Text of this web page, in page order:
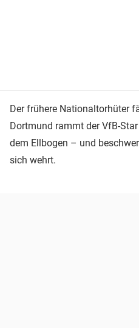
Der frühere Nationaltorhüter
Dortmund rammt der VfB-
dem Ellbogen – und
sich wehrt.